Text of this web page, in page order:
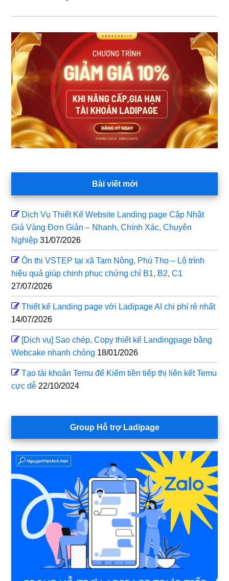
Sidebar
chính
Bài viết mới
Dịch Vụ Thiết Kế Website Landing page Cập Nhật
Giá Vàng Đơn Giản – Nhanh, Chính Xác, Chuyên
Nghiệp 31/07/2026
Ôn thi VSTEP tại xã Tam Nông, Phú Thọ – Lộ trình
hiệu quả giúp chinh phục chứng chỉ B1, B2, C1
27/07/2026
Thiết kế Landing page với Ladipage AI chi phí rẻ nhất
14/07/2026
[Dịch vụ] Sao chép, Copy thiết kế Landingpage bằng
Webcake nhanh chóng 18/01/2026
Tạo tài khoản Temu để Kiếm tiền tiếp thị liên kết Temu
cực dễ 22/10/2024
Group Hỗ trợ Ladipage